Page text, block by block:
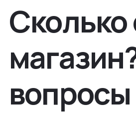
Компания
Сколько
вопросы